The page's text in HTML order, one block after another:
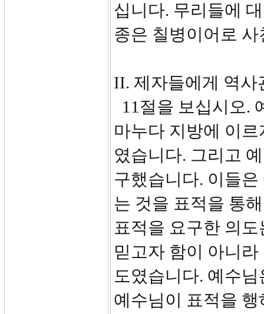
십니다. 무리들에
종은 칠병이어로
II. 제자들에게 역사
11절을 보십시오.
마누다 지방에 이
였습니다. 그리고
구했습니다. 이들
는 것을 표적을 통
표적을 요구한 의
믿고자 함이 아니
도였습니다. 예수
예수님이 표적을